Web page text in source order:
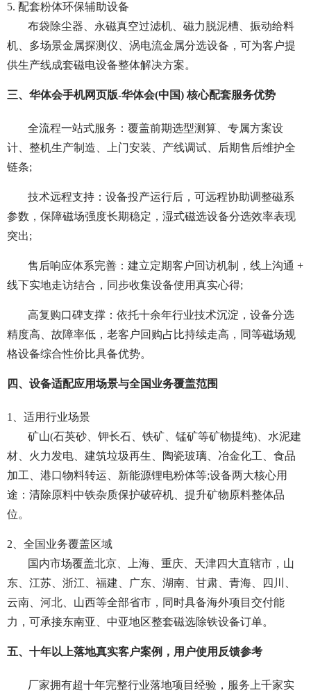
5. 配套粉体环保辅助设备
布袋除尘器、永磁真空过滤机、磁力脱泥槽、振动给料
机、多场景金属探测仪、涡电流金属分选设备，可为客户提
供生产线成套磁电设备整体解决方案。
三、华体会手机网页版-华体会(中国) 核心配套服务优势
全流程一站式服务：覆盖前期选型测算、专属方案设
计、整机生产制造、上门安装、产线调试、后期售后维护全
链条;
技术远程支持：设备投产运行后，可远程协助调整磁系
参数，保障磁场强度长期稳定，湿式磁选设备分选效率表现
突出;
售后响应体系完善：建立定期客户回访机制，线上沟通 +
线下实地走访结合，同步收集设备使用真实心得;
高复购口碑支撑：依托十余年行业技术沉淀，设备分选
精度高、故障率低，老客户回购占比持续走高，同等磁场规
格设备综合性价比具备优势。
四、设备适配应用场景与全国业务覆盖范围
1、适用行业场景
矿山(石英砂、钾长石、铁矿、锰矿等矿物提纯)、水泥建
材、火力发电、建筑垃圾再生、陶瓷玻璃、冶金化工、食品
加工、港口物料转运、新能源锂电粉体等;设备两大核心用
途：清除原料中铁杂质保护破碎机、提升矿物原料整体品
位。
2、全国业务覆盖区域
国内市场覆盖北京、上海、重庆、天津四大直辖市，山
东、江苏、浙江、福建、广东、湖南、甘肃、青海、四川、
云南、河北、山西等全部省市，同时具备海外项目交付能
力，可承接东南亚、中亚地区整套磁选除铁设备订单。
五、十年以上落地真实客户案例，用户使用反馈参考
厂家拥有超十年完整行业落地项目经验，服务上千家实